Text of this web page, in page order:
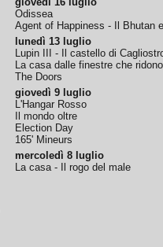
Odissea
Agent of Happiness - Il Bhutan
lunedì 13 luglio
Lupin III - Il castello di
La casa dalle finestre che ridono
The Doors
giovedì 9 luglio
L'Hangar Rosso
Il mondo oltre
Election Day
165' Mineurs
mercoledì 8 luglio
La casa - Il rogo del male